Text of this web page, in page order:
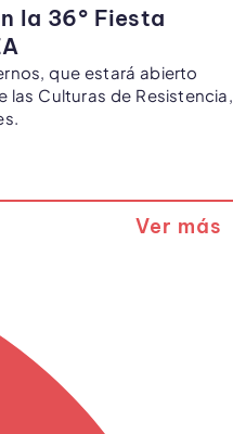
la 36° Fiesta
que estará abierto
las Culturas de Resistencia,
Ver más